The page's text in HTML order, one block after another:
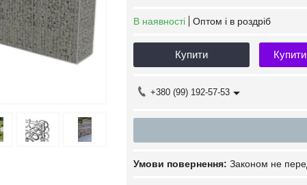
В наявності Оптом і в роздріб
Купити
+380 (99) 192-57-53
Законом не